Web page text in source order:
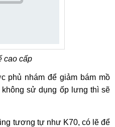
cao cấp
nhám để giảm bám mồ
không sử dụng ốp lưng thì sẽ
tương tự như K70, có lẽ để